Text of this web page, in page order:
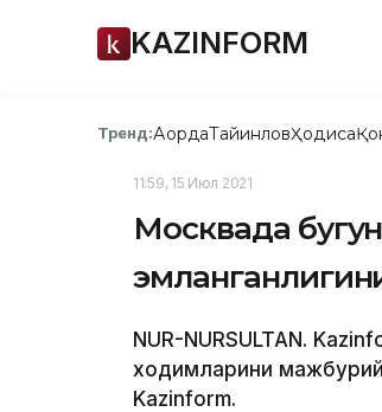
KAZINFORM
Тренд:АқордаТайинловҲодиса
11:59, 15 Июл 2021
Москвада
NUR-NURSULTAN.
ходимларини
Kazinform.